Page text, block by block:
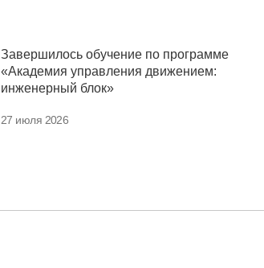
Завершилось обучение по программе
«Академия управления движением:
инженерный блок»
27 июля 2026